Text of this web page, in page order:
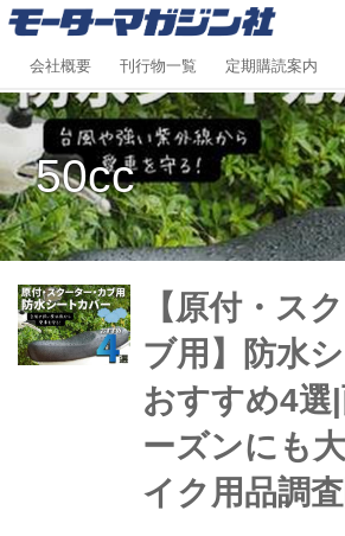
会社概要 刊行物一覧 定期購読案内
50cc
【原付・ス
ブ用】防水
おすすめ4選
ーズンにも
イク用品調査